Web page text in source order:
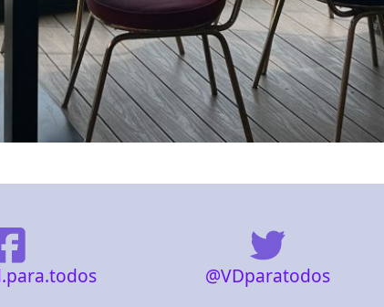
@VDparatodos